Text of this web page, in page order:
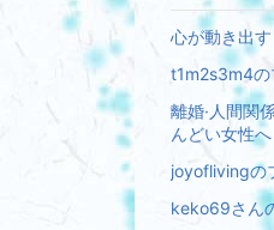
心が動き出
t1m2s3m4の
離婚·人間関
んどい女性へ
joyoflivingの
keko69さん